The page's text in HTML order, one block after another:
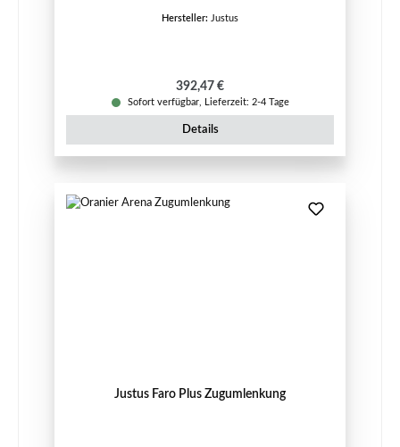
Hersteller: Justus
Regulärer Preis:
392,47 €
Sofort verfügbar, Lieferzeit: 2-4 Tage
Details
Justus Faro Plus Zugumlenkung